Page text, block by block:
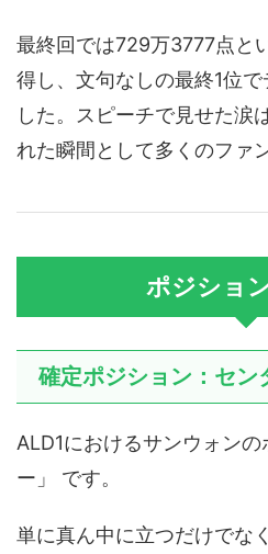
最終回では729万3777点と
得し、文句なしの最終1位
した。スピーチで見せた涙
れた瞬間として多くのファ
ポジショ
確定ポジション：セン
ALD1におけるサンウォン
ー」 です。
単に真ん中に立つだけでな